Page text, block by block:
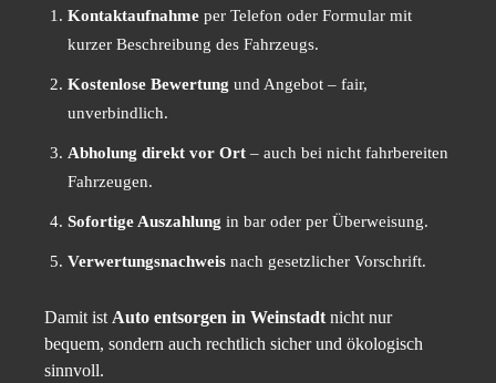
Kontaktaufnahme per Telefon oder Formular mit
kurzer Beschreibung des Fahrzeugs.
Kostenlose Bewertung und Angebot – fair,
unverbindlich.
Abholung direkt vor Ort – auch bei nicht fahrbereiten
Fahrzeugen.
Sofortige Auszahlung in bar oder per Überweisung.
Verwertungsnachweis nach gesetzlicher Vorschrift.
Damit ist Auto entsorgen in Weinstadt nicht nur
bequem, sondern auch rechtlich sicher und ökologisch
sinnvoll.